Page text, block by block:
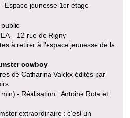
Espace jeunesse 1er étage
– 12 rue de Rigny
à retirer à l’espace jeunesse de la
cowboy
de Catharina Valckx édités par
- Réalisation : Antoine Rota et
extraordinaire : c’est un